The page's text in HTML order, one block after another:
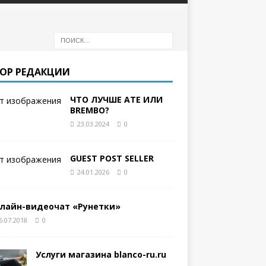
РЕДАКЦИИ
ЧТО ЛУЧШЕ ATE ИЛИ
BREMBO?
23.03.2024 0
GUEST POST SELLER
24.01.2026 0
видеочат «Рунетки»
0
Услуги магазина blanco-ru.ru